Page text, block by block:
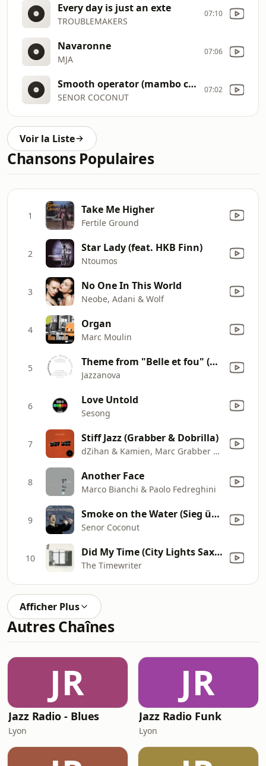
Every day is just an exte
TROUBLEMAKERS
07:10
Navaronne
MJA
07:06
Smooth operator (mambo chachacha)
SENOR COCONUT
07:02
Voir la Liste
Chansons Populaires
1 Take Me Higher
Fertile Ground
2 Star Lady (feat. HKB Finn)
Ntoumos
3 No One In This World
Neobe, Adani & Wolf
4 Organ
Marc Moulin
5 Theme from "Belle et fou" (Danny Krivit Edit)
Jazzanova
6 Love Untold
Sesong
7 Stiff Jazz (Grabber & Dobrilla)
dZihan & Kamien, Marc Grabber & Dobrilla
8 Another Face
Marco Bianchi & Paolo Fedreghini
9 Smoke on the Water (Sieg über die Sonne Remix)
Senor Coconut
10 Did My Time (City Lights Sax Mix)
The Timewriter
Afficher Plus
Autres Chaînes
JR
Jazz Radio - Blues
Lyon
JR
Jazz Radio Funk
Lyon